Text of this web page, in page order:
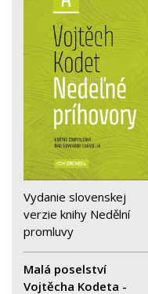
Vydanie slovenskej
verzie knihy Nedělní
promluvy
Malá poselství
Vojtěcha Kodeta -